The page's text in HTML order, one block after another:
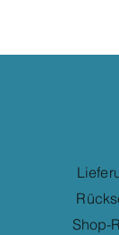
Shop-